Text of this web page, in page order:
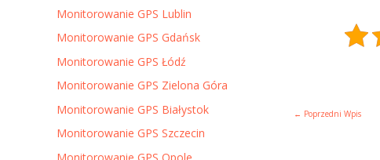
Monitorowanie GPS Lublin
Monitorowanie GPS Gdańsk
Monitorowanie GPS Łódź
Monitorowanie GPS Zielona Góra
Monitorowanie GPS Białystok
Monitorowanie GPS Szczecin
Monitorowanie GPS Opole
← Poprzedni Wpis